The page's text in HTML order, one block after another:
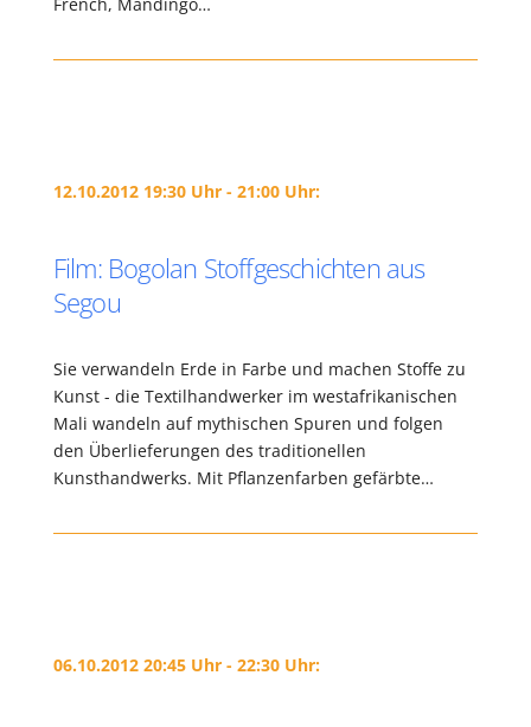
12.10.2012 19:30 Uhr - 21:00 Uhr:
Film: Bogolan Stoffgeschichten aus
Segou
Sie verwandeln Erde in Farbe und machen Stoffe zu
Kunst - die Textilhandwerker im westafrikanischen
Mali wandeln auf mythischen Spuren und folgen
den Überlieferungen des traditionellen
Kunsthandwerks. Mit Pflanzenfarben gefärbte…
06.10.2012 20:45 Uhr - 22:30 Uhr: